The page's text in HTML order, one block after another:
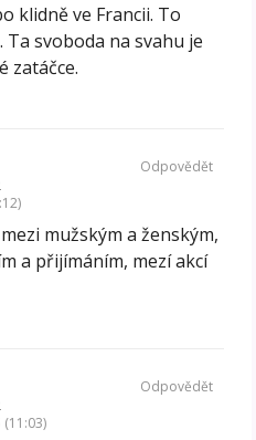
klidně ve Francii. To
Ta svoboda na svahu je
zatáčce.
mužským a ženským,
a přijímáním, mezí akcí
Odpovědět
Odpovědět